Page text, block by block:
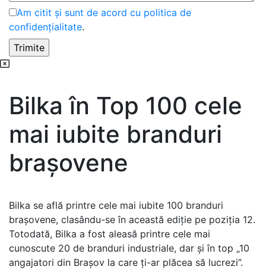
Am citit și sunt de acord cu politica de
confidențialitate.
Bilka în Top 100 cele
mai iubite branduri
brașovene
Bilka se află printre cele mai iubite 100 branduri
brașovene, clasându-se în această ediție pe poziția 12.
Totodată, Bilka a fost aleasă printre cele mai
cunoscute 20 de branduri industriale, dar și în top „10
angajatori din Brașov la care ți-ar plăcea să lucrezi”.